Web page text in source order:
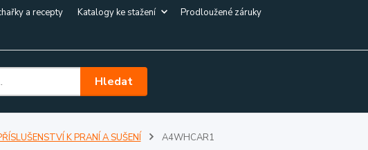
a recepty Katalogy ke stažení
Prodloužené záruky
Hledat
K PRANÍ A SUŠENÍ A4WHCAR1